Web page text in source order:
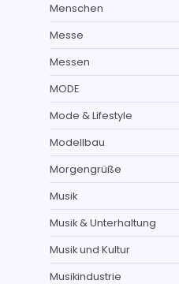
Menschen
Messe
Messen
MODE
Mode & Lifestyle
Modellbau
Morgengrüße
Musik
Musik & Unterhaltung
Musik und Kultur
Musikindustrie